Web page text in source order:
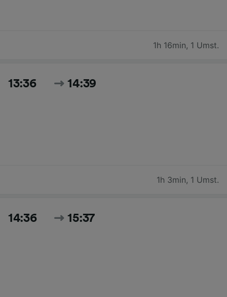
1h 16min, 1 Umst.
13:36 14:39
1h 3min, 1 Umst.
14:36 15:37